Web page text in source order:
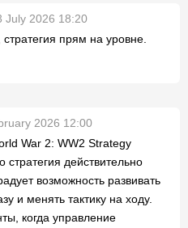
July 2026 18:20
стратегия прям на уровне.
2026 12:00
War 2: WW2 Strategy
стратегия действительно
возможность развивать
и менять тактику на ходу.
когда управление